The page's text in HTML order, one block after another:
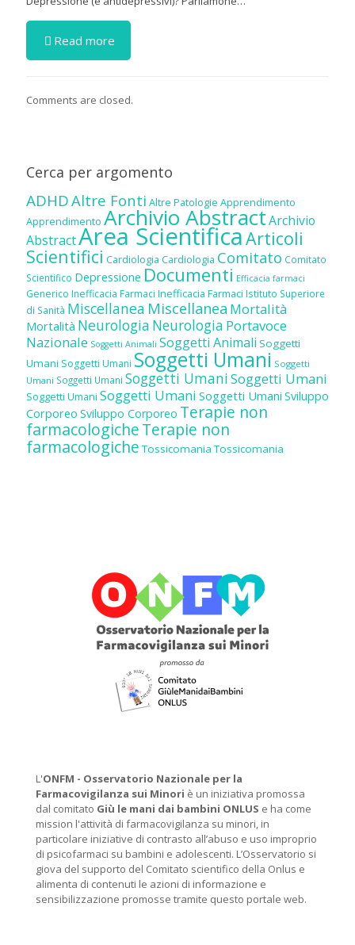
Read more
Comments are closed.
Cerca per argomento
ADHDAltre Fonti Altre Patologie Apprendimento
Apprendimento Archivio AbstractArchivio
AbstractArea ScientificaArticoli
Scientifici Cardiologia Cardiologia Comitato Comitato
Scientifico Depressione Documenti Efficacia farmaci
Generico Inefficacia Farmaci Inefficacia Farmaci Istituto Superiore
di Sanità Miscellanea Miscellanea Mortalità
Mortalità Neurologia Neurologia Portavoce
Nazionale Soggetti Animali Soggetti Animali Soggetti
Umani Soggetti Umani Soggetti Umani Soggetti
Umani Soggetti Umani Soggetti UmaniSoggetti Umani
Soggetti Umani Soggetti Umani Soggetti Umani Sviluppo
Corporeo Sviluppo Corporeo Terapie non
farmacologicheTerapie non
farmacologiche Tossicomania Tossicomania
L'ONFM - Osservatorio Nazionale per la
Farmacovigilanza sui Minori è un iniziativa promossa
dal comitato Giù le mani dai bambini ONLUS e ha come
mission l'attività di farmacovigilanza su minori, in
particolare iniziative di contrasto all’abuso e uso improprio
di psicofarmaci su bambini e adolescenti. L’Osservatorio si
giova del supporto del Comitato scientifico della Onlus e
alimenta di contenuti le azioni di informazione e
sensibilizzazione promosse tramite questo portale web.